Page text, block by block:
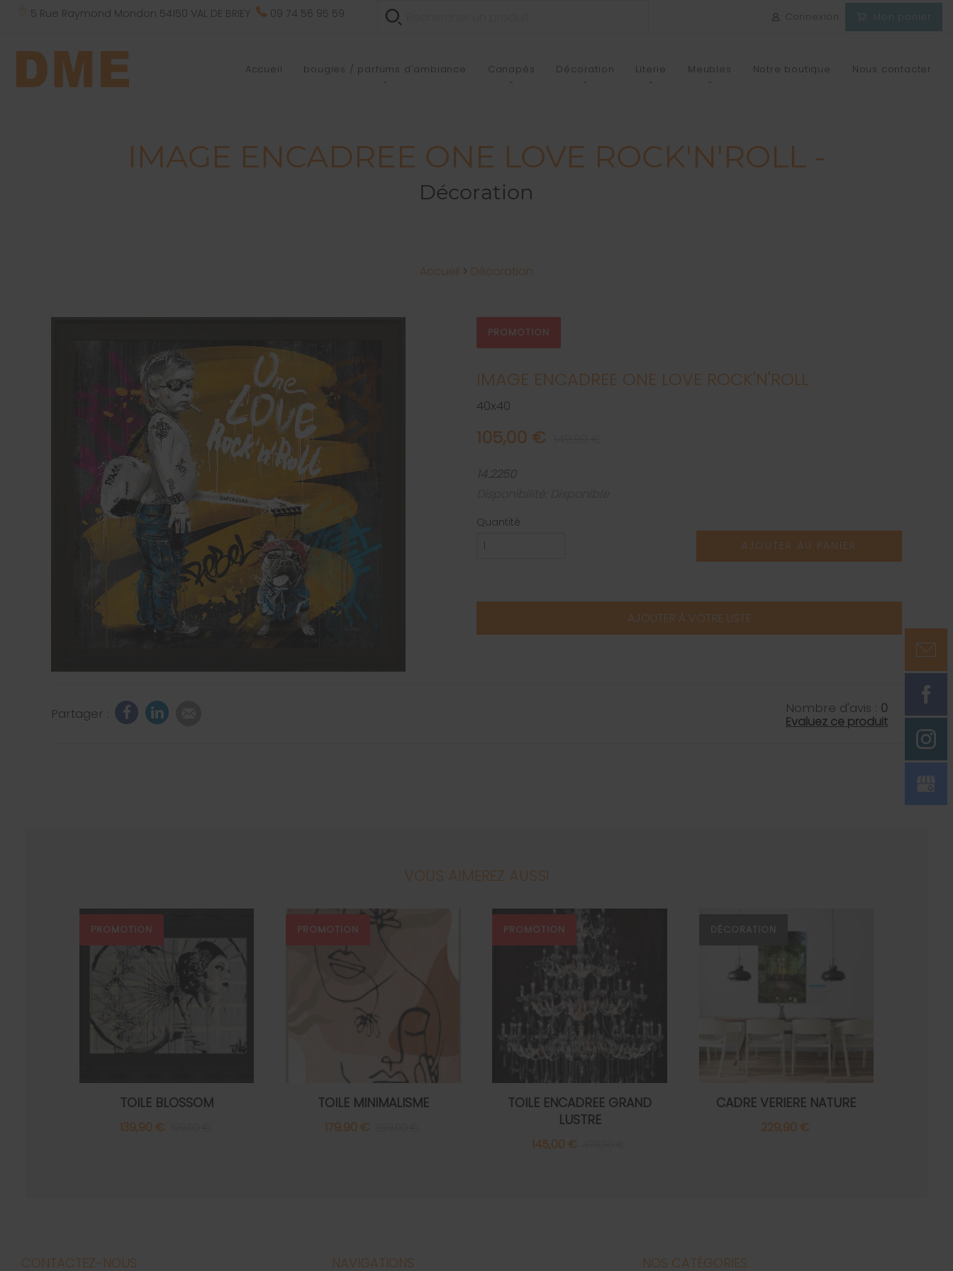
5 Rue Raymond Mondon 54150 VAL DE BRIEY 09 74 56 95 59 Connexion
Accueil bougies / parfums d'ambiance Canapés Décoration Literie Meubles Notre boutique Nous contacter
IMAGE ENCADREE ONE LOVE ROCK'N'ROLL -
Décoration
Accueil > Décoration
PROMOTION
IMAGE ENCADREE ONE LOVE ROCK'N'ROLL
40x40
105,00 €
Quantité
AJOUTER AU PANIER
AJOUTER À VOTRE LISTE
Partager : Nombre d'avis : 0
Evaluez ce produit
VOUS AIMEREZ AUSSI
PROMOTION
TOILE BLOSSOM
139,90 €
PROMOTION
TOILE MINIMALISME
179,90 €
PROMOTION
TOILE ENCADREE GRAND
LUSTRE
145,00 €
DÉCORATION
CADRE VERIERE NATURE
229,90 €
CONTACTEZ-NOUS NAVIGATIONS NOS CATÉGORIES